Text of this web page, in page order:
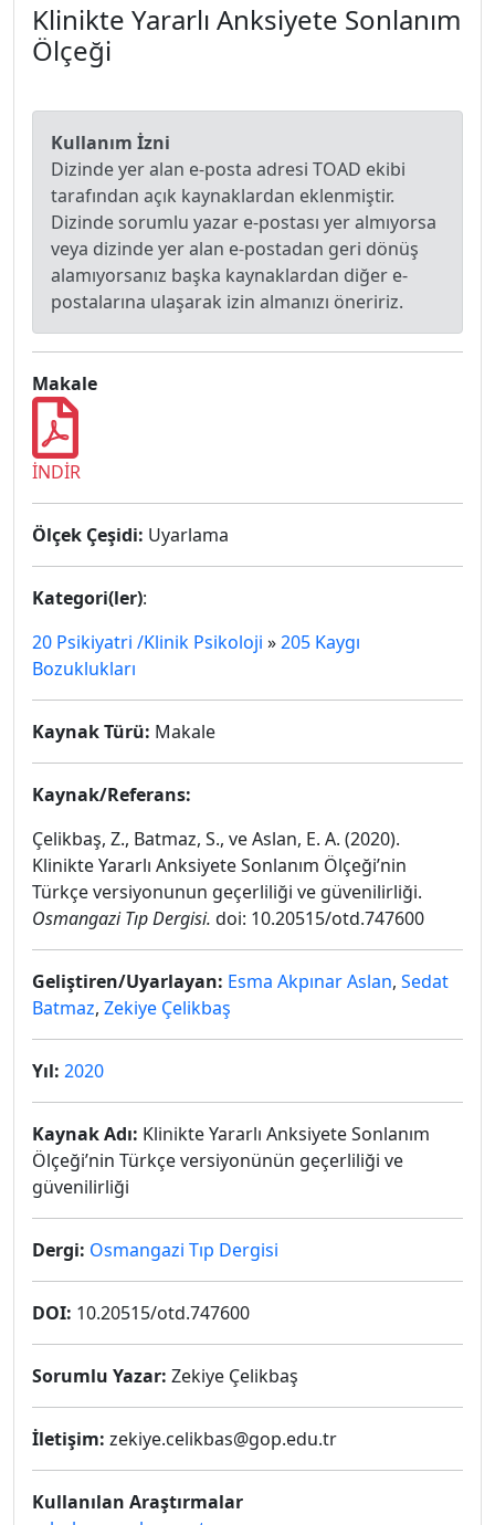
Klinikte Yararlı Anksiyete Sonlanım
Ölçeği
Kullanım İzni
Dizinde yer alan e-posta adresi TOAD ekibi
tarafından açık kaynaklardan eklenmiştir.
Dizinde sorumlu yazar e-postası yer almıyorsa
veya dizinde yer alan e-postadan geri dönüş
alamıyorsanız başka kaynaklardan diğer e-
postalarına ulaşarak izin almanızı öneririz.
Makale
İNDİR
Ölçek Çeşidi: Uyarlama
Kategori(ler):
20 Psikiyatri /Klinik Psikoloji »205 Kaygı
Bozuklukları
Kaynak Türü: Makale
Kaynak/Referans:
Çelikbaş, Z., Batmaz, S., ve Aslan, E. A. (2020).
Klinikte Yararlı Anksiyete Sonlanım Ölçeği’nin
Türkçe versiyonunun geçerliliği ve güvenilirliği.
Osmangazi Tıp Dergisi. doi: 10.20515/otd.747600
Geliştiren/Uyarlayan: Esma Akpınar Aslan, Sedat
Batmaz, Zekiye Çelikbaş
Yıl: 2020
Kaynak Adı: Klinikte Yararlı Anksiyete Sonlanım
Ölçeği’nin Türkçe versiyonünün geçerliliği ve
güvenilirliği
Dergi: Osmangazi Tıp Dergisi
DOI: 10.20515/otd.747600
Sorumlu Yazar: Zekiye Çelikbaş
İletişim: zekiye.celikbas@gop.edu.tr
Kullanılan Araştırmalar